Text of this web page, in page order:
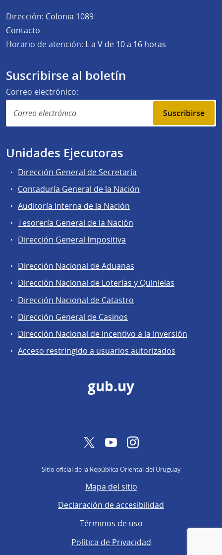
Dirección: Colonia 1089
Contacto
Horario de atención: L a V de 10 a 16 horas
Suscribirse al boletín
Correo electrónico:
Suscribirse
Unidades Ejecutoras
Dirección General de Secretaría
Contaduría General de la Nación
Auditoría Interna de la Nación
Tesorería General de la Nación
Dirección General Impositiva
Áreas
la
Dirección
General
de
Secretaría
Dirección Nacional de Aduanas
Dirección Nacional de Loterías y Quinielas
Dirección Nacional de Catastro
Dirección General de Casinos
Dirección Nacional de Incentivo a la Inversión
Acceso restringido a usuarios autorizados
gub.uy
TwitterYouTubeInstagram
Sitio oficial de la República Oriental del Uruguay
Mapa del sitio
Declaración de accesibilidad
Términos de uso
Política de Privacidad